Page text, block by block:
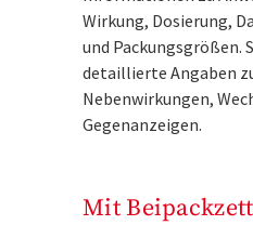
Wirkung, Dosierung,
und Packungsgrößen.
detaillierte Angaben
Nebenwirkungen,
Gegenanzeigen.
Mit